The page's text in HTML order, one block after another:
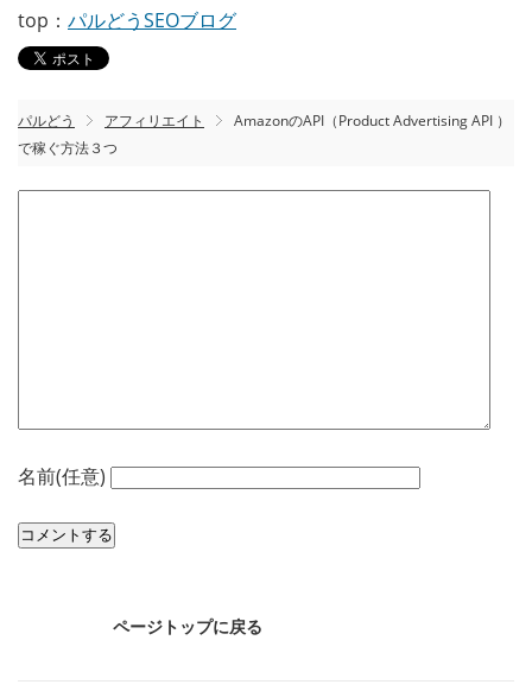
top： パルどうSEOブログ
パルどう アフィリエイト
AmazonのAPI（Product Advertising API ）
で稼ぐ方法３つ
名前(任意)
ページトップに戻る